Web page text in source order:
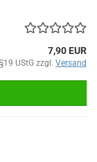
7,90 EUR
UStG zzgl. Versand